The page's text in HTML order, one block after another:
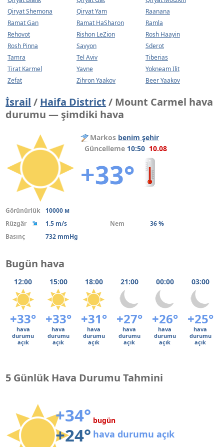
Qiryat Shemona
Qiryat Yam
Raanana
Ramat Gan
Ramat HaSharon
Ramla
Rehovot
Rishon LeZion
Rosh Haayin
Rosh Pinna
Savyon
Sderot
Tamra
Tel Aviv
Tiberias
Tirat Karmel
Yavne
Yokneam Ilit
Zefat
Zihron Yaakov Beer Yaakov
İsrail / Haifa District / Mount Carmel hava
durumu — şimdiki hava
Markos benim şehir
Güncelleme 10:50 10.08
+33°
Görünürlük
10000 м
Rüzgâr
1.5 m/s Nem
36 %
Basınç
732 mmHg
Bugün hava
12:00 15:00 18:00 21:00 00:00 03:00
+33° +33° +31° +27° +26° +25°
hava
durumu
açık
hava
durumu
açık
hava
durumu
açık
hava
durumu
açık
hava
durumu
açık
hava
durumu
açık
5 Günlük Hava Durumu Tahmini
+34°
+24°
bugün
hava durumu açık